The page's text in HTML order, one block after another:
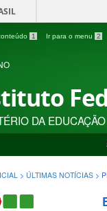
1 Ir para o menu 2
DA EDUCAÇÃO
> ÚLTIMAS NOTÍCIAS >